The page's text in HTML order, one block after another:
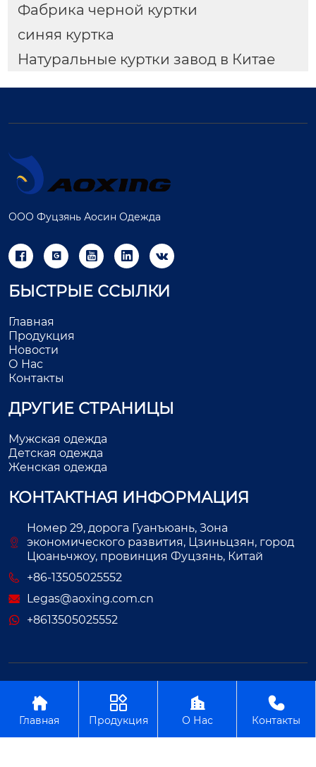
Фабрика черной куртки
синяя куртка
Натуральные куртки завод в Китае
ООО Фуцзянь Аосин Одежда
    
БЫСТРЫЕ ССЫЛКИ
Главная
Продукция
Новости
О Нас
Контакты
ДРУГИЕ СТРАНИЦЫ
Мужская одежда
Детская одежда
Женская одежда
КОНТАКТНАЯ ИНФОРМАЦИЯ
Номер 29, дорога Гуанъюань, Зона
экономического развития, Цзиньцзян, город
Цюаньчжоу, провинция Фуцзянь, Китай
+86-13505025552
Legas@aoxing.com.cn
+8613505025552

Главная

Продукция

О Нас

Контакты